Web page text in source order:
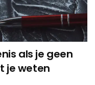
als je geen
je weten